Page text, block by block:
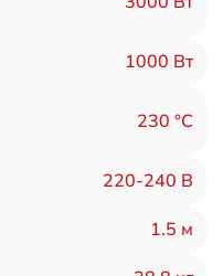
1000 Вт
230 °C
220-240 В
1.5 м